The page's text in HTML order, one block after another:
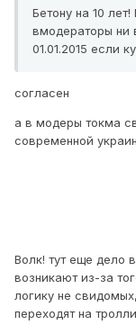
Бетону на 10
вмодераторы ни
01.01.2015 если
согласен
а в модеры токма
современной
Волк! тут еще дело
возникают из-за
логику не
переходят на